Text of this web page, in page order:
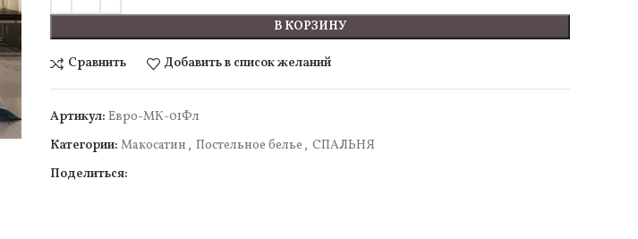
В КОРЗИНУ
Сравнить Добавить в список желаний
Артикул: Евро-МК-01Фл
Категории: Макосатин , Постельное белье , СПАЛЬНЯ
Поделиться: